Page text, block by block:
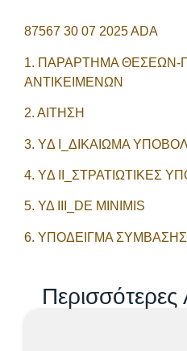
87567 30 07 2025 ADA
1. ΠΑΡΑΡΤΗΜΑ ΘΕΣΕΩΝ-
ΑΝΤΙΚΕΙΜΕΝΩΝ
2. ΑΙΤΗΣΗ
3. YΔ Ι_ΔΙΚΑΙΩΜΑ
4. YΔ ΙΙ_ΣΤΡΑΤΙΩΤΙΚΕΣ
5. ΥΔ ΙΙΙ_DE MINIMIS
6. ΥΠΟΔΕΙΓΜΑ ΣΥΜΒΑΣΗΣ
Περισσότερες